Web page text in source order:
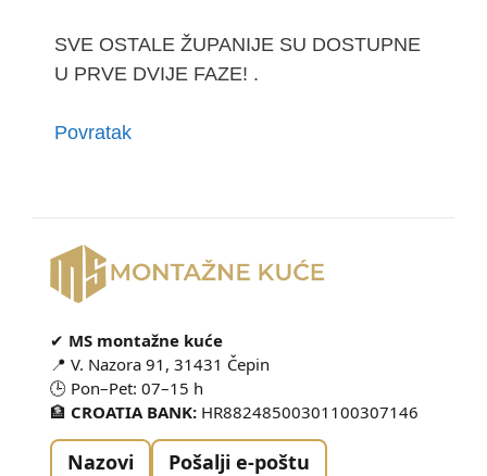
SVE OSTALE ŽUPANIJE SU DOSTUPNE
U PRVE DVIJE FAZE! .
Povratak
✔ MS montažne kuće
📍 V. Nazora 91, 31431 Čepin
🕒 Pon–Pet: 07–15 h
🏦 CROATIA BANK: HR88248500301100307146
Nazovi Pošalji e-poštu